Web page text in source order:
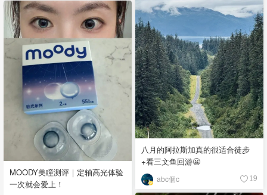
八月的阿拉斯加真的很适合徒步
+看三文鱼回游😬
abc個c 19
MOODY美瞳测评｜定轴高光体验
一次就会爱上！